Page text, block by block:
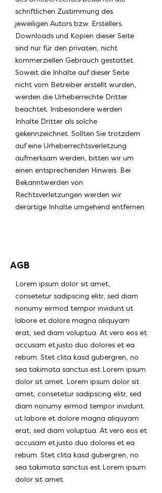
schriftlichen Zustimmung des
jeweiligen Autors bzw. Erstellers.
Downloads und Kopien dieser Seite
sind nur für den privaten, nicht
kommerziellen Gebrauch gestattet.
Soweit die Inhalte auf dieser Seite
nicht vom Betreiber erstellt wurden,
werden die Urheberrechte Dritter
beachtet. Insbesondere werden
Inhalte Dritter als solche
gekennzeichnet. Sollten Sie trotzdem
auf eine Urheberrechtsverletzung
aufmerksam werden, bitten wir um
einen entsprechenden Hinweis. Bei
Bekanntwerden von
Rechtsverletzungen werden wir
derartige Inhalte umgehend entfernen.
AGB
Lorem ipsum dolor sit amet,
consetetur sadipscing elitr, sed diam
nonumy eirmod tempor invidunt ut
labore et dolore magna aliquyam
erat, sed diam voluptua. At vero eos et
accusam et justo duo dolores et ea
rebum. Stet clita kasd gubergren, no
sea takimata sanctus est Lorem ipsum
dolor sit amet. Lorem ipsum dolor sit
amet, consetetur sadipscing elitr, sed
diam nonumy eirmod tempor invidunt
ut labore et dolore magna aliquyam
erat, sed diam voluptua. At vero eos et
accusam et justo duo dolores et ea
rebum. Stet clita kasd gubergren, no
sea takimata sanctus est Lorem ipsum
dolor sit amet.